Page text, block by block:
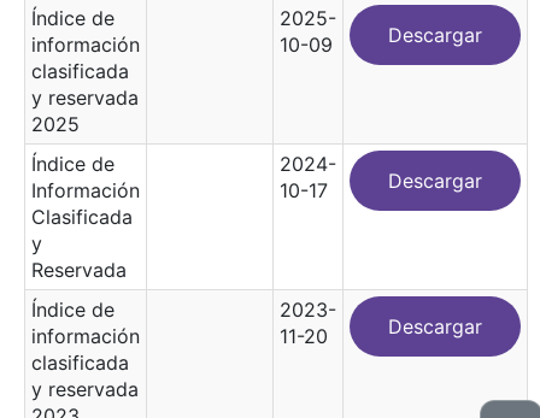
Índice de
información
clasificada
y reservada
2025
2025-
10-09
Descargar
Índice de
Información
Clasificada
y
Reservada
2024-
10-17
Descargar
Índice de
información
clasificada
y reservada
2023-
11-20
Descargar